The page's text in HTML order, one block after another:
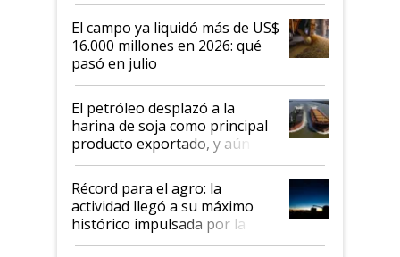
El campo ya liquidó más de US$
16.000 millones en 2026: qué
pasó en julio
El petróleo desplazó a la
harina de soja como principal
producto exportado, y aún así
el agro aportó casi seis de cada
diez dólares y sostuvo el
liderazgo en un semestre
récord
Récord para el agro: la
actividad llegó a su máximo
histórico impulsada por la
cosecha y las exportaciones